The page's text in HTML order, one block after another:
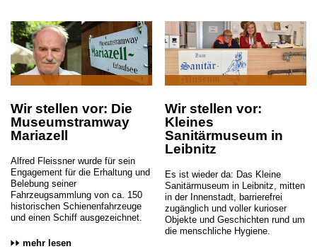
Wir stellen vor: Die
Museumstramway
Mariazell
Alfred Fleissner wurde für sein
Engagement für die Erhaltung und
Belebung seiner
Fahrzeugsammlung von ca. 150
historischen Schienenfahrzeuge
und einen Schiff ausgezeichnet.
mehr lesen
Wir stellen vor:
Kleines
Sanitärmuseum in
Leibnitz
Es ist wieder da: Das Kleine
Sanitärmuseum in Leibnitz, mitten
in der Innenstadt, barrierefrei
zugänglich und voller kurioser
Objekte und Geschichten rund um
die menschliche Hygiene.